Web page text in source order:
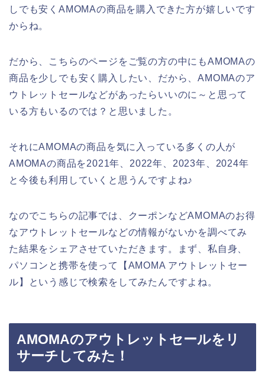
しでも安くAMOMAの商品を購入できた方が嬉しいです
からね。
だから、こちらのページをご覧の方の中にもAMOMAの
商品を少しでも安く購入したい、だから、AMOMAのア
ウトレットセールなどがあったらいいのに～と思って
いる方もいるのでは？と思いました。
それにAMOMAの商品を気に入っている多くの人が
AMOMAの商品を2021年、2022年、2023年、2024年
と今後も利用していくと思うんですよね♪
なのでこちらの記事では、クーポンなどAMOMAのお得
なアウトレットセールなどの情報がないかを調べてみ
た結果をシェアさせていただきます。まず、私自身、
パソコンと携帯を使って【AMOMA アウトレットセー
ル】という感じで検索をしてみたんですよね。
AMOMAのアウトレットセールをリ
サーチしてみた！